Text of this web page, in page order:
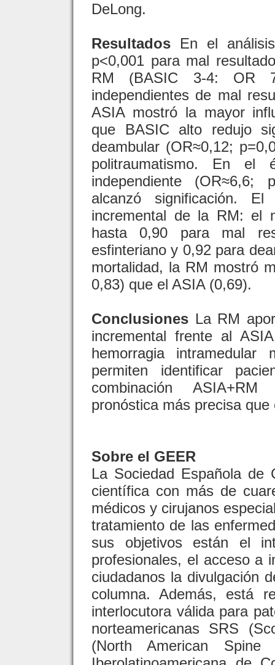
DeLong.
Resultados En el
p<0,001 para mal
RM (BASIC 3-4: OR
independientes de mal
ASIA mostró la mayor
que BASIC alto redujo
deambular (OR≈0,12;
politraumatismo. En el
independiente
alcanzó significación.
incremental de la RM: el
hasta 0,90 para mal
esfinteriano y 0,92 para
mortalidad, la RM mostró
0,83) que el ASIA (0,69).
Conclusiones La RM
incremental frente al
hemorragia
permiten identificar
combinación
pronóstica más precisa que
Sobre el GEER
La Sociedad Española de
científica con más de
médicos y cirujanos
tratamiento de las
sus objetivos están el
profesionales, el acceso a
ciudadanos la divulgación
columna. Además, está
interlocutora válida para
norteamericanas SRS
(North American Spine